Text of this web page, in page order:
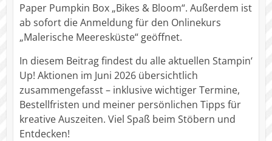
Paper Pumpkin Box „Bikes & Bloom“. Außerdem ist
ab sofort die Anmeldung für den Onlinekurs
„Malerische Meeresküste“ geöffnet.
In diesem Beitrag findest du alle aktuellen Stampin‘
Up! Aktionen im Juni 2026 übersichtlich
zusammengefasst – inklusive wichtiger Termine,
Bestellfristen und meiner persönlichen Tipps für
kreative Auszeiten. Viel Spaß beim Stöbern und
Entdecken!